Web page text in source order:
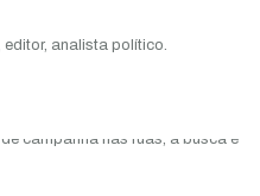
editor, analista político.